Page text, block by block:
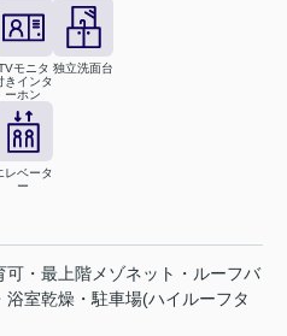
モニタ
きインタ
ーホン
独立洗面台
レベータ
ー
・最上階メゾネット・ルーフバ
室乾燥・駐車場(ハイルーフタ